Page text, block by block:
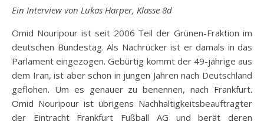
Ein Interview von Lukas Harper, Klasse 8d
Omid Nouripour ist seit 2006 Teil der Grünen-Fraktion im
deutschen Bundestag. Als Nachrücker ist er damals in das
Parlament eingezogen. Gebürtig kommt der 49-jährige aus
dem Iran, ist aber schon in jungen Jahren nach Deutschland
geflohen. Um es genauer zu benennen, nach Frankfurt.
Omid Nouripour ist übrigens Nachhaltigkeitsbeauftragter
der Eintracht Frankfurt Fußball AG und berät deren